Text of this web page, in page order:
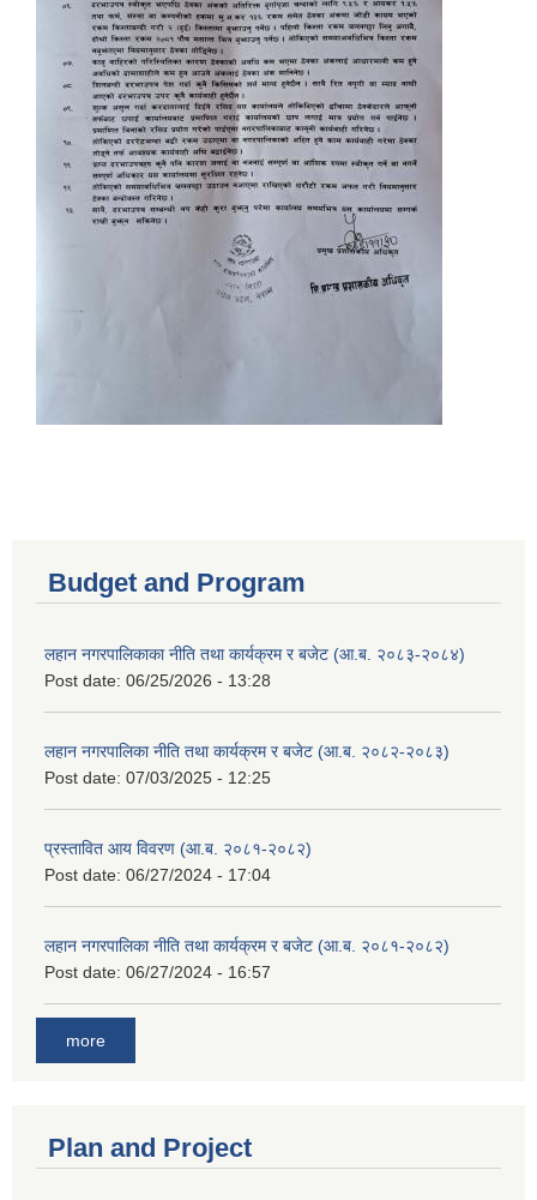
Budget and Program
लहान नगरपालिकाका नीति तथा कार्यक्रम र बजेट (आ.ब. २०८३-२०८४)
Post date: 06/25/2026 - 13:28
लहान नगरपालिका नीति तथा कार्यक्रम र बजेट (आ.ब. २०८२-२०८३)
Post date: 07/03/2025 - 12:25
प्रस्तावित आय विवरण (आ.ब. २०८१-२०८२)
Post date: 06/27/2024 - 17:04
लहान नगरपालिका नीति तथा कार्यक्रम र बजेट (आ.ब. २०८१-२०८२)
Post date: 06/27/2024 - 16:57
more
Plan and Project